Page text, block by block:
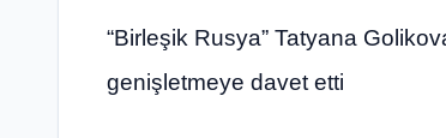
“Birleşik Rusya” Tatyana
genişletmeye davet etti